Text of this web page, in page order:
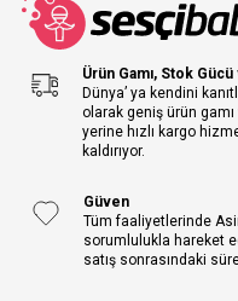
Ürün Gamı, Stok Gücü
Dünya’ ya kendini
olarak geniş ürün
yerine hızlı kargo
kaldırıyor.
Güven
Tüm faaliyetlerinde
sorumlulukla hareket
satış sonrasındaki